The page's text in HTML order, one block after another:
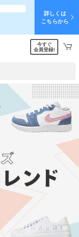
詳しくは
こちらから
今すぐ
会員登録!